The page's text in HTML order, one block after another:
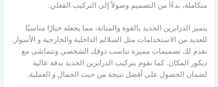
متكاملة، بدءًا من التصميم وصولاً إلى التركيب الفعلي.
يتميز الدرابزين الحديد بالقوة والمتانة، مما يجعله خيارًا مناسبًا
للعديد من الاستخدامات مثل السلالم الداخلية والخارجية و الأسوار.
نقدم لك تصميمات مميزة تناسب ذوقك الشخصي وتتماشى مع
ديكور المكان. كما نقوم بتركيب الدرابزين الحديد بدقة عالية
لضمان الحصول على أفضل نتيجة من حيث الجمال و العملية.